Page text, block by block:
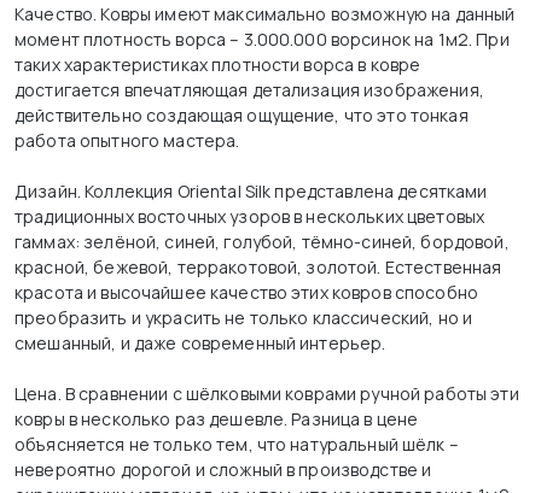
Качество. Ковры имеют максимально возможную на данный
момент плотность ворса – 3.000.000 ворсинок на 1м2. При
таких характеристиках плотности ворса в ковре
достигается впечатляющая детализация изображения,
действительно создающая ощущение, что это тонкая
работа опытного мастера.
Дизайн. Коллекция Oriental Silk представлена десятками
традиционных восточных узоров в нескольких цветовых
гаммах: зелёной, синей, голубой, тёмно-синей, бордовой,
красной, бежевой, терракотовой, золотой. Естественная
красота и высочайшее качество этих ковров способно
преобразить и украсить не только классический, но и
смешанный, и даже современный интерьер.
Цена. В сравнении с шёлковыми коврами ручной работы эти
ковры в несколько раз дешевле. Разница в цене
объясняется не только тем, что натуральный шёлк –
невероятно дорогой и сложный в производстве и